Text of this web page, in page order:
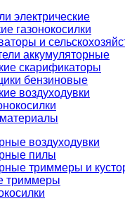
электрические
газонокосилки
и
аккумуляторные
скарификаторы
бензиновые
воздуходувки
воздуходувки
пилы
триммеры и
триммеры